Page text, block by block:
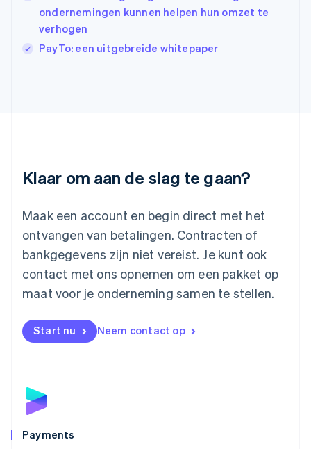
ondernemingen kunnen helpen hun omzet te
verhogen
PayTo: een uitgebreide whitepaper
Klaar om aan de slag te gaan?
Maak een account en begin direct met het
ontvangen van betalingen. Contracten of
bankgegevens zijn niet vereist. Je kunt ook
contact met ons opnemen om een pakket op
maat voor je onderneming samen te stellen.
Start nu Neem contact op
Payments
ItalianoEnglish
Japan
English
Kroatië
FrançaisDeutschEnglish
English
Malta
English
Mexico
Nederland
NederlandsEnglish
English
Noorwegen
Polen
English
Português